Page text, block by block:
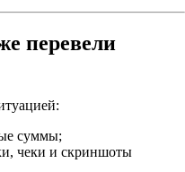
перевели
суммы;
чеки и скриншоты